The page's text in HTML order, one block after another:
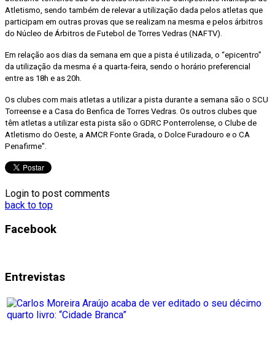
Atletismo, sendo também de relevar a utilização dada pelos atletas que
participam em outras provas que se realizam na mesma e pelos árbitros
do Núcleo de Árbitros de Futebol de Torres Vedras (NAFTV).
Em relação aos dias da semana em que a pista é utilizada, o “epicentro”
da utilização da mesma é a quarta-feira, sendo o horário preferencial
entre as 18h e as 20h.
Os clubes com mais atletas a utilizar a pista durante a semana são o SCU
Torreense e a Casa do Benfica de Torres Vedras. Os outros clubes que
têm atletas a utilizar esta pista são o GDRC Ponterrolense, o Clube de
Atletismo do Oeste, a AMCR Fonte Grada, o Dolce Furadouro e o CA
Penafirme".
Login to post comments
back to top
Facebook
Entrevistas